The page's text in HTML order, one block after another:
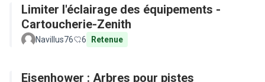
Limiter l'éclairage des équipements -
Cartoucherie-Zenith
Navillus76 6 Retenue
Eisenhower : Arbres pour pistes